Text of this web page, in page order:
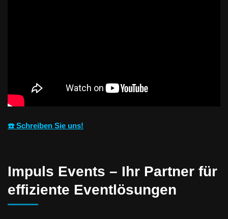
☎️ Schreiben Sie uns!
Impuls Events – Ihr Partner für
effiziente Eventlösungen